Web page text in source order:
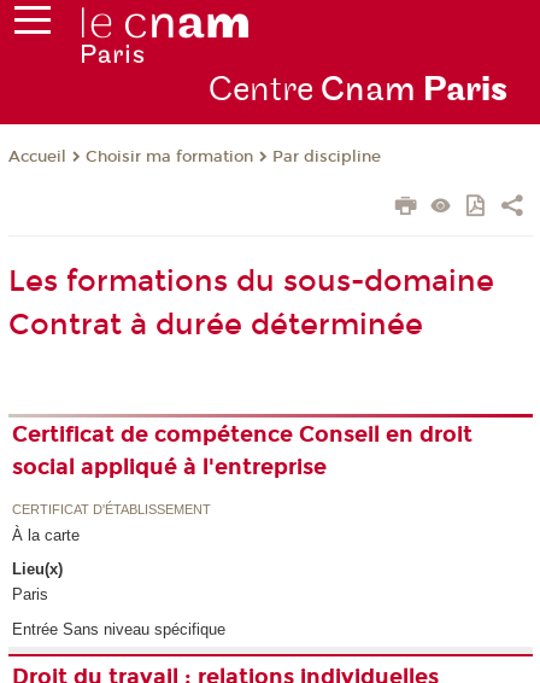
Centre Cnam Paris
Accueil Choisir ma formation Par discipline
Les formations du sous-domaine
Contrat à durée déterminée
Certificat de compétence Conseil en droit
social appliqué à l'entreprise
CERTIFICAT D'ÉTABLISSEMENT
À la carte
Lieu(x)
Paris
Entrée Sans niveau spécifique
Droit du travail : relations individuelles